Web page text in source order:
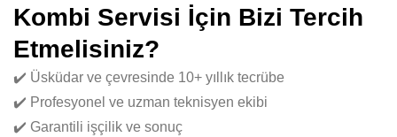
Kombi Servisi İçin Bizi Tercih
Etmelisiniz?
✔️ Üsküdar ve çevresinde 10+ yıllık tecrübe
✔️ Profesyonel ve uzman teknisyen ekibi
✔️ Garantili işçilik ve sonuç